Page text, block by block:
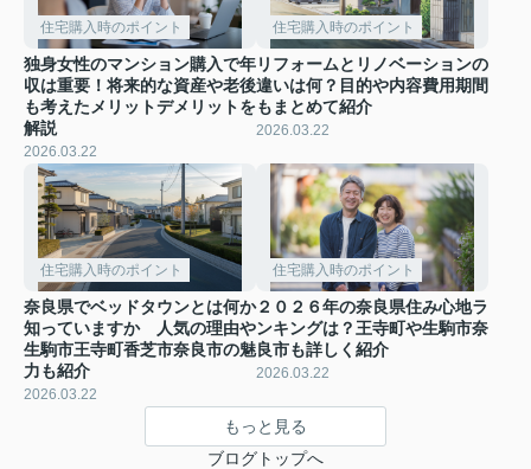
住宅購入時のポイント
独身女性のマンション購入で年
収は重要！将来的な資産や老後
も考えたメリットデメリットを
解説
2026.03.22
住宅購入時のポイント
リフォームとリノベーションの
違いは何？目的や内容費用期間
もまとめて紹介
2026.03.22
住宅購入時のポイント
奈良県でベッドタウンとは何か
知っていますか 人気の理由や
生駒市王寺町香芝市奈良市の魅
力も紹介
2026.03.22
住宅購入時のポイント
２０２６年の奈良県住み心地ラ
ンキングは？王寺町や生駒市奈
良市も詳しく紹介
2026.03.22
もっと見る
ブログトップへ